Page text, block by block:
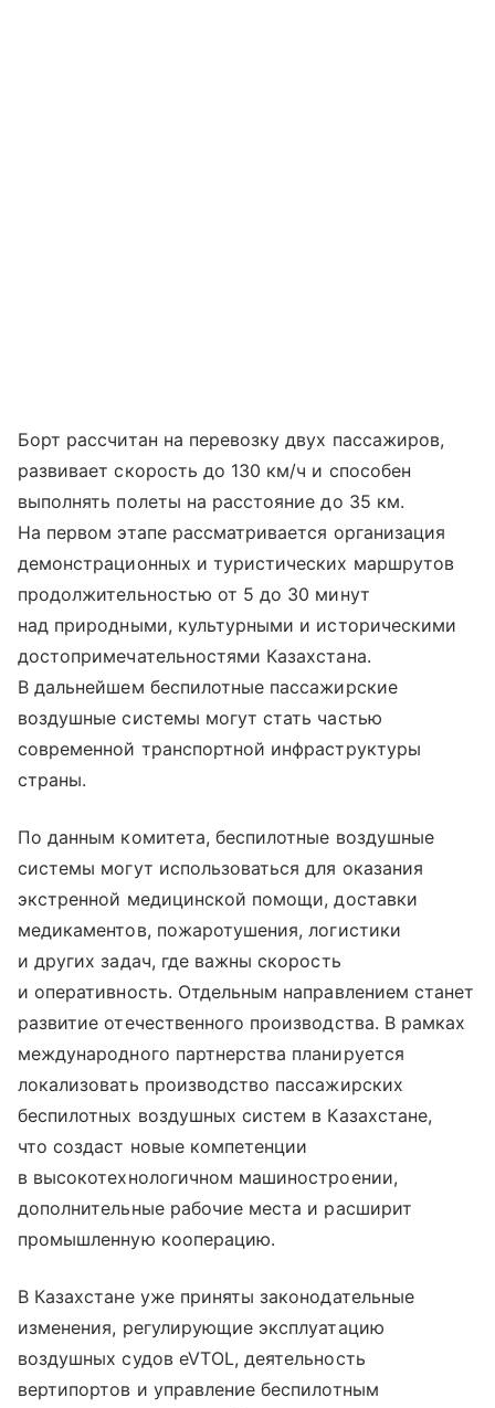
Борт рассчитан на перевозку двух пассажиров,
развивает скорость до 130 км/ч и способен
выполнять полеты на расстояние до 35 км.
На первом этапе рассматривается организация
демонстрационных и туристических маршрутов
продолжительностью от 5 до 30 минут
над природными, культурными и историческими
достопримечательностями Казахстана.
В дальнейшем беспилотные пассажирские
воздушные системы могут стать частью
современной транспортной инфраструктуры
страны.
По данным комитета, беспилотные воздушные
системы могут использоваться для оказания
экстренной медицинской помощи, доставки
медикаментов, пожаротушения, логистики
и других задач, где важны скорость
и оперативность. Отдельным направлением станет
развитие отечественного производства. В рамках
международного партнерства планируется
локализовать производство пассажирских
беспилотных воздушных систем в Казахстане,
что создаст новые компетенции
в высокотехнологичном машиностроении,
дополнительные рабочие места и расширит
промышленную кооперацию.
В Казахстане уже приняты законодательные
изменения, регулирующие эксплуатацию
воздушных судов eVTOL, деятельность
вертипортов и управление беспилотным